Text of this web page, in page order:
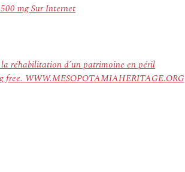
mg Sur Internet
réhabilitation d’un patrimoine en péril
free. WWW.MESOPOTAMIAHERITAGE.ORG